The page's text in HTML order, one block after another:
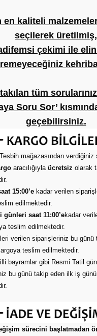
en kaliteli
seçilerek üretilmiş,
çekimi ile
takılan tüm
Soru Sor’
geçebilirsiniz.
mağazasından verdiğiniz
aracılığıyla ücretsiz olarak
15:00’e kadar verilen
edilmektedir.
günleri saat 11:00’ekadar
teslim edilmektedir.
verilen siparişleriniz bu
teslim edilmektedir.
bayramlar gibi Resmi Tatil
bu günü takip eden ilk iş
sürecini başlatmadan